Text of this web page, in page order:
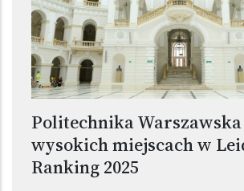
Politechnika
wysokich miejscach w
Ranking 2025